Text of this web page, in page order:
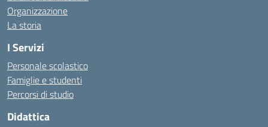
Organizzazione
La storia
I Servizi
Personale scolastico
Famiglie e studenti
Percorsi di studio
Didattica